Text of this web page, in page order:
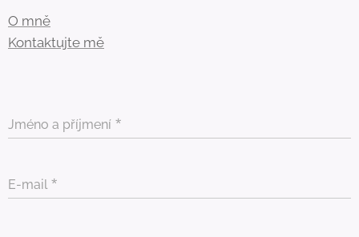
O mně
Kontaktujte mě
Jméno a příjmení
E-mail